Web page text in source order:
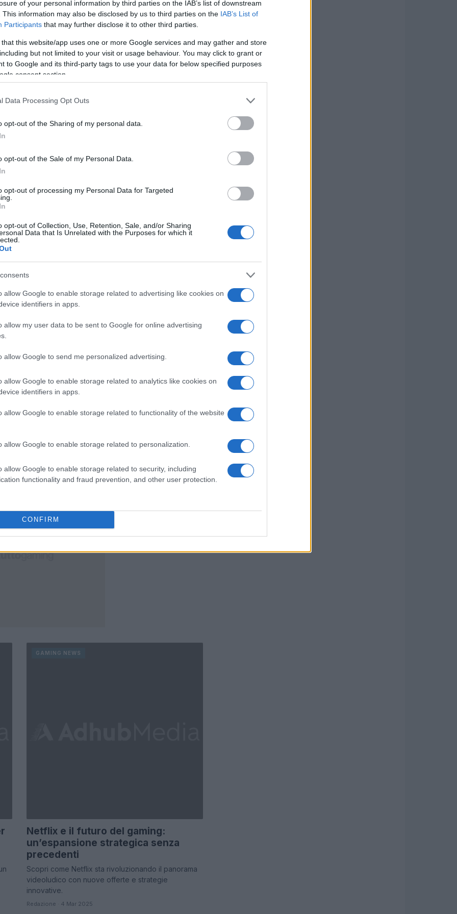
of your personal information by third parties on the IAB’s list of downstream
This information may also be disclosed by us to third parties on the IAB’s List of
Participants that may further disclose it to other third parties.
that this website/app uses one or more Google services and may gather and store
but not limited to your visit or usage behaviour. You may click to grant or
to Google and its third-party tags to use your data for below specified purposes
consent section.
Data Processing Opt Outs
opt-out of the Sharing of my personal data.
opt-out of the Sale of my Personal Data.
opt-out of processing my Personal Data for Targeted
opt-out of Collection, Use, Retention, Sale, and/or Sharing
Data that Is Unrelated with the Purposes for which it
allow Google to enable storage related to advertising like cookies on
identifiers in apps.
allow my user data to be sent to Google for online advertising
allow Google to send me personalized advertising.
allow Google to enable storage related to analytics like cookies on
identifiers in apps.
allow Google to enable storage related to functionality of the website
allow Google to enable storage related to personalization.
allow Google to enable storage related to security, including
functionality and fraud prevention, and other user protection.
CONFIRM
L’evoluzione della grafica nei
trasformando l'esperienza videoludica.
GAMING NEWS
L’approccio innovativo di Xbox nello
Scopri come Xbox sta rivoluzionando il panorama
Redazione · 5 Mar 2025
GAMING NEWS
Netflix e il futuro del gaming:
un’espansione strategica senza
precedenti
Scopri come Netflix sta rivoluzionando il panorama
videoludico con nuove offerte e strategie
innovative.
Redazione · 4 Mar 2025